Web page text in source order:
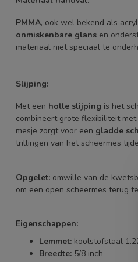
PMMA, ook wel bekend als
onmiskenbare glans en
materiaal niet speciaal te
Slijping:
Met een holle slijping is het
combineert grote flexibiliteit
mesje zorgt voor een gladde
trillingen van het scheermes
Opgelet: omwille van de
om een open scheermes terug
Eigenschappen:
Lemmet: koolstofstaal
Breedte: 5/8 inch